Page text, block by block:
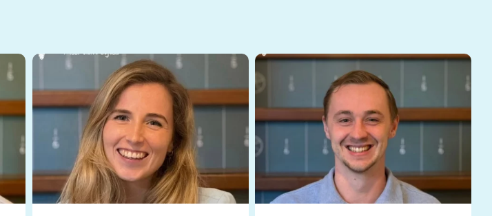
Thuis oefenen
Basisschool
Rekenen
Spelling
Technisch lezen
Begrijpend lezen
Dyslexie
Dyscalculie
Toetstraining
Middelbare school